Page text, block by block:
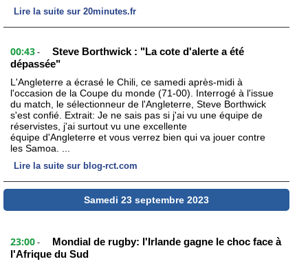
Lire la suite sur 20minutes.fr
00:43 -
Steve Borthwick : "La cote d'alerte a été
dépassée"
L'Angleterre a écrasé le Chili, ce samedi après-midi à
l'occasion de la Coupe du monde (71-00). Interrogé à l'issue
du match, le sélectionneur de l'Angleterre, Steve Borthwick
s'est confié. Extrait: Je ne sais pas si j'ai vu une équipe de
réservistes, j'ai surtout vu une excellente
équipe d'Angleterre et vous verrez bien qui va jouer contre
les Samoa. ...
Lire la suite sur blog-rct.com
Samedi 23 septembre 2023
23:00 -
Mondial de rugby: l'Irlande gagne le choc face à
l'Afrique du Sud